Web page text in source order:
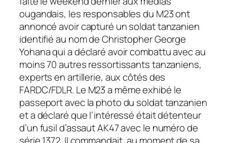
ougandais, les responsables du M23 ont
annoncé avoir capturé un soldat tanzanien
identifié au nom de Christopher George
Yohana qui a déclaré avoir combattu avec au
moins 70 autres ressortissants tanzaniens,
experts en artillerie, aux côtés des
FARDC/FDLR. Le M23 a même exhibé le
passeport avec la photo du soldat tanzanien
et a déclaré que l’intéressé était détenteur
d’un fusil d’assaut AK47 avec le numéro de